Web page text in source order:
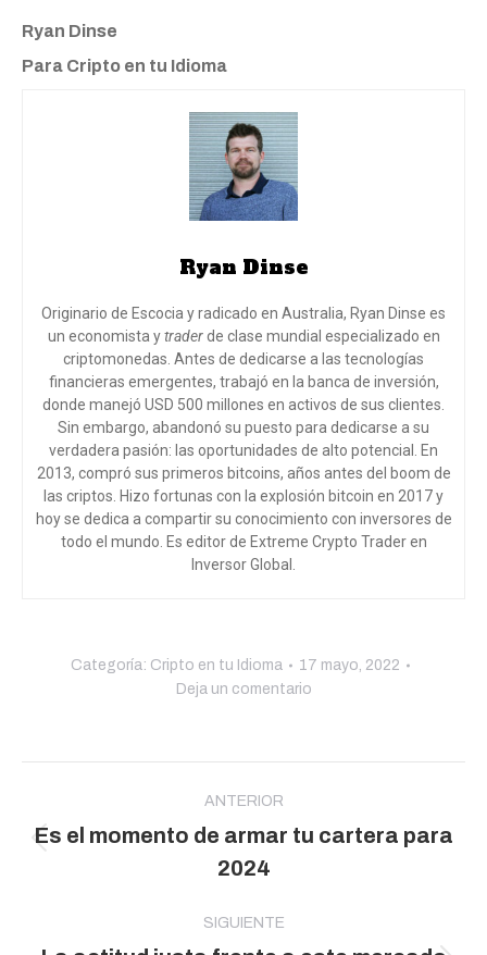
Ryan Dinse
Para Cripto en tu Idioma
Ryan Dinse
Originario de Escocia y radicado en Australia, Ryan Dinse es
un economista ytraderde clase mundial especializado en
criptomonedas. Antes de dedicarse a las tecnologías
financieras emergentes, trabajó en la banca de inversión,
donde manejó USD 500 millones en activos de sus clientes.
Sin embargo, abandonó su puesto para dedicarse a su
verdadera pasión: las oportunidades de alto potencial. En
2013, compró sus primeros bitcoins, años antes del boom de
las criptos. Hizo fortunas con la explosión bitcoin en 2017 y
hoy se dedica a compartir su conocimiento con inversores de
todo el mundo . Es editor de Extreme Crypto Trader en
Inversor Global.
Categoría: Cripto en tu Idioma
17 mayo, 2022
Deja un comentario
publicaciones
ANTERIOR
Publicación
anterior:
Es el momento de armar tu cartera para
2024
SIGUIENTE